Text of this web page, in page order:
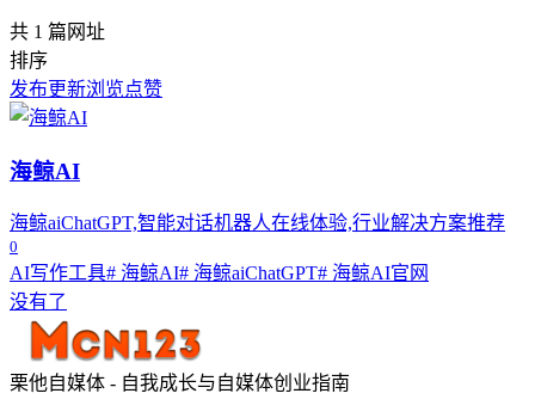
共 1 篇网址
排序
发布更新浏览点赞
海鲸AI
海鲸aiChatGPT,智能对话机器人在线体验,行业解决方案推荐
0
AI写作工具# 海鲸AI# 海鲸aiChatGPT# 海鲸AI官网
没有了
栗他自媒体 - 自我成长与自媒体创业指南